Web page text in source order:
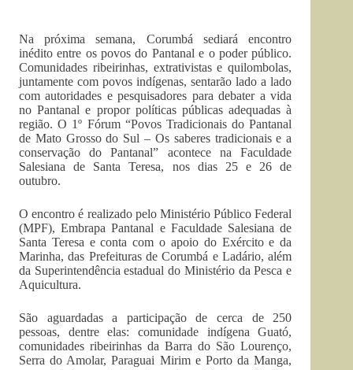
Na próxima semana, Corumbá sediará encontro
inédito entre os povos do Pantanal e o poder público.
Comunidades ribeirinhas, extrativistas e quilombolas,
juntamente com povos indígenas, sentarão lado a lado
com autoridades e pesquisadores para debater a vida
no Pantanal e propor políticas públicas adequadas à
região. O 1º Fórum “Povos Tradicionais do Pantanal
de Mato Grosso do Sul – Os saberes tradicionais e a
conservação do Pantanal” acontece na Faculdade
Salesiana de Santa Teresa, nos dias 25 e 26 de
outubro.
O encontro é realizado pelo Ministério Público Federal
(MPF), Embrapa Pantanal e Faculdade Salesiana de
Santa Teresa e conta com o apoio do Exército e da
Marinha, das Prefeituras de Corumbá e Ladário, além
da Superintendência estadual do Ministério da Pesca e
Aquicultura.
São aguardadas a participação de cerca de 250
pessoas, dentre elas: comunidade indígena Guató,
comunidades ribeirinhas da Barra do São Lourenço,
Serra do Amolar, Paraguai Mirim e Porto da Manga,